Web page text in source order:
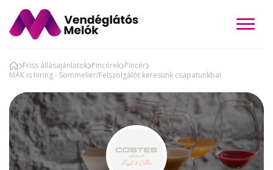
Friss állásajánlatok Pincérek Pincér
MÁK is hiring - Sommelier/Felszolgálót keresünk csapatunkba!